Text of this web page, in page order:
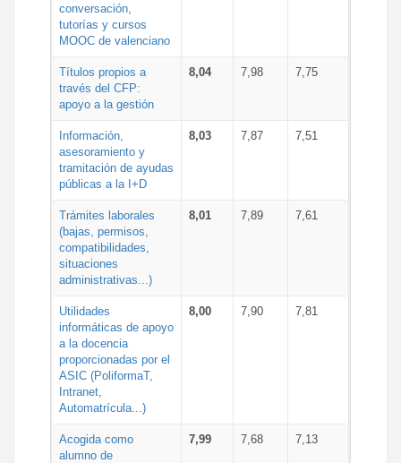
conversación,
tutorías y cursos
MOOC de valenciano
Títulos propios a
través del CFP:
apoyo a la gestión
8,04 7,98 7,75
Información,
asesoramiento y
tramitación de ayudas
públicas a la I+D
8,03 7,87 7,51
Trámites laborales
(bajas, permisos,
compatibilidades,
situaciones
administrativas...)
8,01 7,89 7,61
Utilidades
informáticas de apoyo
a la docencia
proporcionadas por el
ASIC (PoliformaT,
Intranet,
Automatrícula...)
8,00 7,90 7,81
Acogida como
alumno de
7,99 7,68 7,13